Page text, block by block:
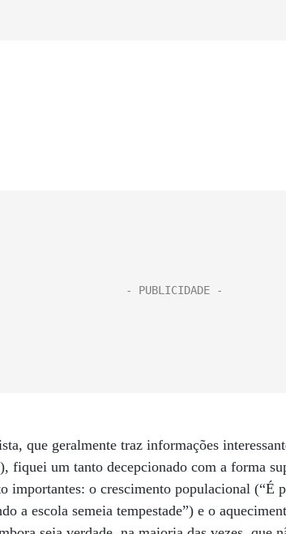
que geralmente traz informações
fiquei um tanto decepcionado com a forma
importantes: o crescimento populacional (“É
a escola semeia tempestade”) e o